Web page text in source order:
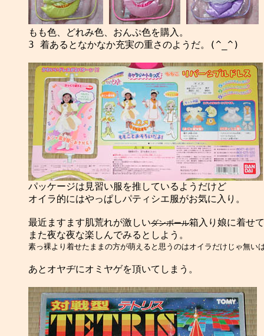
もも色、どれみ色、おんぷ色を購入。
3 着あるとなかなか充実の重さのようだ。(^_^)
オイラ的にはやっぱしパティシエ服がお気に入り。
最近ますます肌荒れが激しいダンボール箱入り娘に着せて
素っ裸より着せたままの方が萌えると思うのはオイラだけじゃ無い
あとオヤヂにオミヤゲを頂いてしまう。